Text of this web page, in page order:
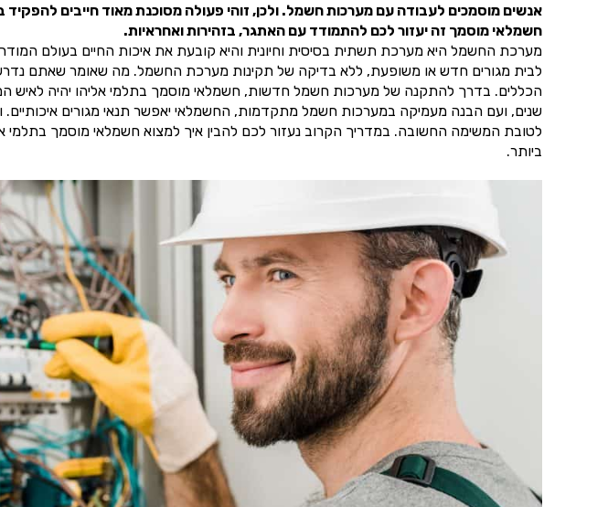
אנשים מוסמכים לעבודה עם מערכות חשמל. ולכן, זוהי פעולה מסוכנת מאוד חייבים
חשמלאי מוסמך זה יעזור לכם להתמודד עם האתגר, בזהירות ואחראיות.
מערכת החשמל היא מערכת תשתית בסיסית וחיונית והיא קובעת את איכות החיים בעולם
לבית מגורים חדש או משופעת, ללא בדיקה של תקינות מערכת החשמל. מה שאומר שאתם
הכללים. בדרך להתקנה של מערכות חשמל חדשות, חשמלאי מוסמך בתלמי אליהו יהיה לאיש
שנים, ועם הבנה מעמיקה במערכות חשמל מתקדמות, החשמלאי יאפשר תנאי מגורים איכותיים.
לטובת המשימה החשובה. במדריך הקרוב נעזור לכם להבין איך למצוא חשמלאי מוסמך בתלמי
ביותר.